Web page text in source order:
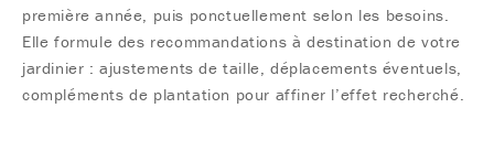
première année, puis ponctuellement selon les besoins.
Elle formule des recommandations à destination de votre
jardinier : ajustements de taille, déplacements éventuels,
compléments de plantation pour affiner l’effet recherché.